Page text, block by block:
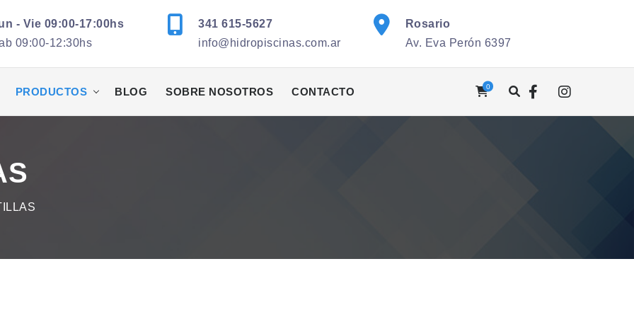
- Vie 09:00-17:00hs
09:00-12:30hs
341 615-5627
info@hidropiscinas.com.ar
Rosario
Av. Eva Perón 6397
PRODUCTOS BLOG SOBRE NOSOTROS CONTACTO 0